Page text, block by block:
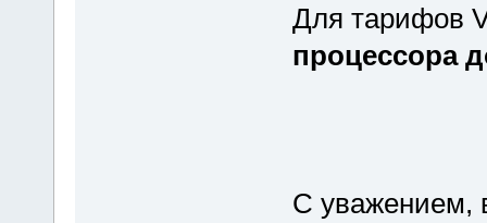
Для тарифов
процессора
С уважением,